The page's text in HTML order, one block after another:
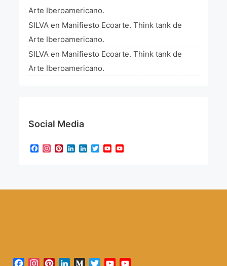
Arte Iberoamericano.
SILVA en Manifiesto Ecoarte. Think tank de
Arte Iberoamericano.
SILVA en Manifiesto Ecoarte. Think tank de
Arte Iberoamericano.
Social Media
Facebook
Instagram
Pinterest
LinkedIn
LinkedIn
TwitterYouTube
Facebook
Instagram
PinterestLinkedInMediumTwitterYouTube